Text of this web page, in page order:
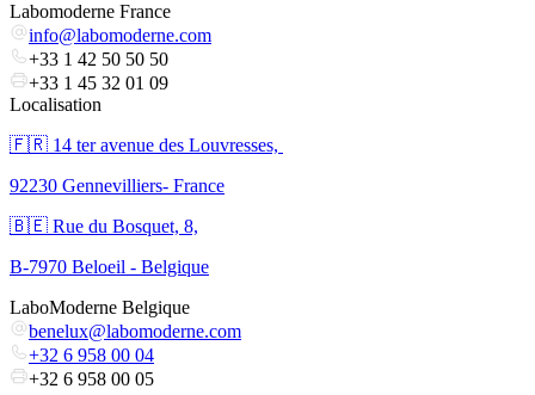
Labomoderne France
info@labomoderne.com
+33 1 42 50 50 50
+33 1 45 32 01 09
Localisation
🇫🇷 ​14 ter avenue des Louvresses,
92230 Gennevilliers- France
🇧🇪 Rue du Bosquet, 8,
B-7970 Beloeil - Belgique
LaboModerne Belgique
benelux@labomoderne.com
+32 6 958 00 04
+32 6 958 00 05